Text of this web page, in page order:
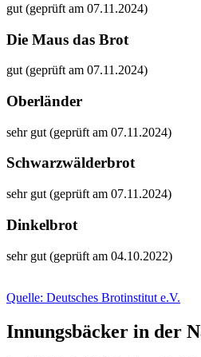
gut (geprüft am 07.11.2024)
Die Maus das Brot
gut (geprüft am 07.11.2024)
Oberländer
sehr gut (geprüft am 07.11.2024)
Schwarzwälderbrot
sehr gut (geprüft am 07.11.2024)
Dinkelbrot
sehr gut (geprüft am 04.10.2022)
Quelle: Deutsches Brotinstitut e.V.
Innungsbäcker in der